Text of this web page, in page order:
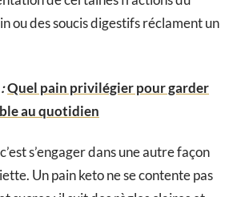
ou des soucis digestifs réclament un
Quel pain privilégier pour garder
au quotidien
s’engager dans une autre façon
Un pain keto ne se contente pas